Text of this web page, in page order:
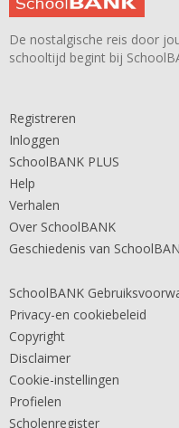
De nostalgische reis door
schooltijd begint bij
Registreren
Inloggen
SchoolBANK PLUS
Help
Verhalen
Over SchoolBANK
Geschiedenis van
SchoolBANK
Privacy-en cookiebeleid
Copyright
Disclaimer
Cookie-instellingen
Profielen
Scholenregister